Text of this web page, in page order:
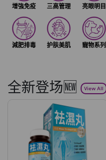
增強免疫 三高管理 亮眼明目
減肥排毒 护肤美肌 寵物系列
全新登场🆕 View All